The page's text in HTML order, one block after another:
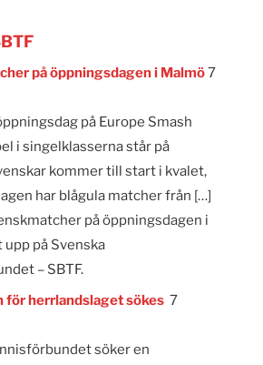
på öppningsdagen i Malmö7
på Europe Smash
i singelklasserna står på
kommer till start i kvalet,
har blågula matcher från […]
på öppningsdagen i
på Svenska
– SBTF.
för herrlandslaget sökes 7
söker en